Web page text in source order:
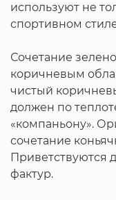
используют не
спортивном
Сочетание
коричневым
чистый
должен по
«компаньону».
сочетание
Приветствуются
фактур.